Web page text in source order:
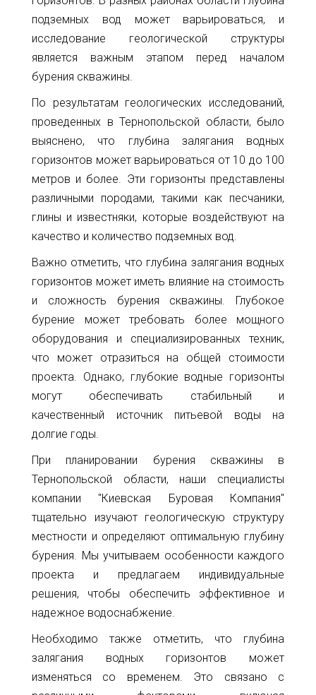
подземных вод может варьироваться, и
исследование геологической структуры
является важным этапом перед началом
бурения скважины.
По результатам геологических исследований,
проведенных в Тернопольской области, было
выяснено, что глубина залягания водных
горизонтов может варьироваться от 10 до 100
метров и более. Эти горизонты представлены
различными породами, такими как песчаники,
глины и известняки, которые воздействуют на
качество и количество подземных вод.
Важно отметить, что глубина залягания водных
горизонтов может иметь влияние на стоимость
и сложность бурения скважины. Глубокое
бурение может требовать более мощного
оборудования и специализированных техник,
что может отразиться на общей стоимости
проекта. Однако, глубокие водные горизонты
могут обеспечивать стабильный и
качественный источник питьевой воды на
долгие годы.
При планировании бурения скважины в
Тернопольской области, наши специалисты
компании "Киевская Буровая Компания"
тщательно изучают геологическую структуру
местности и определяют оптимальную глубину
бурения. Мы учитываем особенности каждого
проекта и предлагаем индивидуальные
решения, чтобы обеспечить эффективное и
надежное водоснабжение.
Необходимо также отметить, что глубина
залягания водных горизонтов может
изменяться со временем. Это связано с